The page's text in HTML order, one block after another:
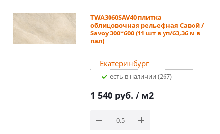
TWA3060SAV40 плитка
облицовочная рельефная Савой /
Savoy 300*600 (11 шт в уп/63,36 м в
пал)
Екатеринбург
Есть в наличии (267)
1 540 руб. / м2